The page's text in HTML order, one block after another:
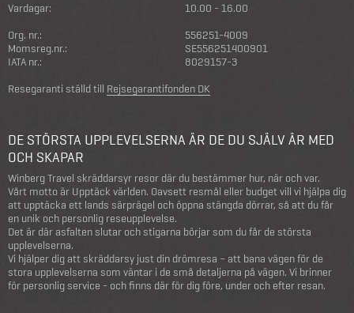
Vardagar:
10.00 - 16.00
Org. nr.:
556251-4009
Momsreg.nr.:
SE556251400901
IATA nr.:
8029157-3
Resegaranti ställd till Rejsegarantifonden DK
DE STÖRSTA UPPLEVELSERNA ÄR DE DU SJÄLV ÄR MED
OCH SKAPAR
Winberg Travel skräddarsyr resor där du bestämmer hur, när och var.
Vårt motto är Upptäck världen. Oavsett resmål eller budget vill vi hjälpa dig
att upptäcka ett lands särprägel och öppna stängda dörrar, så att du får
en unik och personlig reseupplevelse.
Det är där asfalten slutar och stigarna börjar som du får de största
upplevelserna.
Vi hjälper dig att skräddarsy just din drömresa – att bana vägen för de
stora upplevelserna som väntar i de små detaljerna på vägen. Vi brinner
för personlig service - och finns där för dig före, under och efter resan.